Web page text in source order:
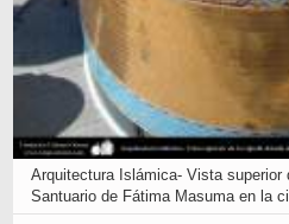
Arquitectura Islámica- Vista superior
Santuario de Fátima Masuma en la